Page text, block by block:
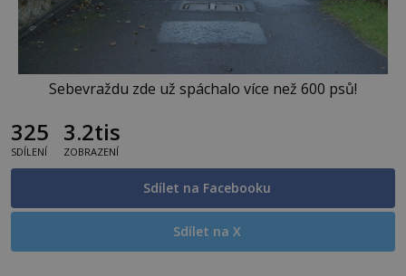
Sebevraždu zde už spáchalo více než 600 psů!
325
SDÍLENÍ
3.2tis
ZOBRAZENÍ
Sdílet na Facebooku
Sdílet na X